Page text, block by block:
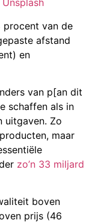
Unsplash
procent van de
afstand
en
van p[an dit
schaffen als in
uitgaven. Zo
maar
zo’n 33 miljard
boven
prijs (46